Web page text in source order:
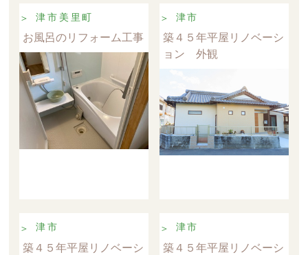
津市美里町
お風呂のリフォーム工事
津市
築４５年平屋リノベーシ
ョン 外観
津市
築４５年平屋リノベーシ
津市
築４５年平屋リノベーシ